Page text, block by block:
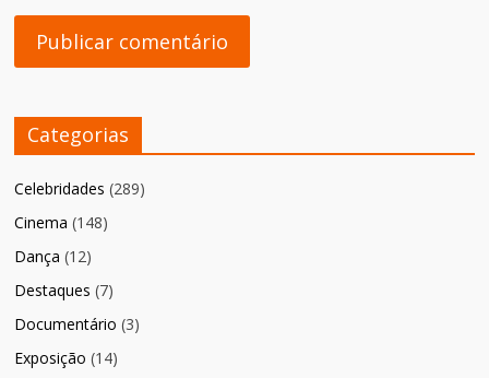
Categorias
Celebridades (289)
Cinema (148)
Dança (12)
Destaques (7)
Documentário (3)
Exposição (14)